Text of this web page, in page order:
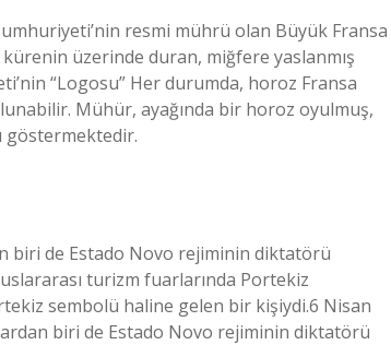
resmi mührü olan Büyük Fransa
üzerinde duran, miğfere yaslanmış
“Logosu” Her durumda, horoz Fransa
Mühür, ayağında bir horoz oyulmuş,
göstermektedir.
biri de Estado Novo rejiminin diktatörü
turizm fuarlarında Portekiz
sembolü haline gelen bir kişiydi.6 Nisan
biri de Estado Novo rejiminin diktatörü